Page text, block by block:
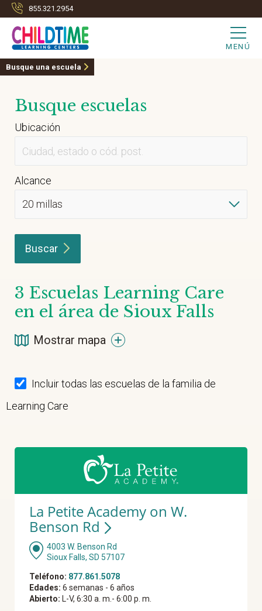
855.321.2954
MENÚ
Busque una escuela
Busque escuelas
Ubicación
Alcance
Buscar
3 Escuelas Learning Care
en el área de Sioux Falls
Mostrar mapa
Incluir todas las escuelas de la familia de
Learning Care
La Petite Academy on W.
Benson Rd
4003 W. Benson Rd
Sioux Falls, SD 57107
Teléfono: 877.861.5078
Edades: 6 semanas - 6 años
Abierto: L-V, 6:30 a. m.- 6:00 p. m.